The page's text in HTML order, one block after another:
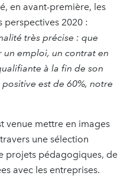
en avant-première, les
perspectives 2020 :
très précise : que
emploi, un contrat en
à la fin de son
est de 60%, notre
venue mettre en images
une sélection
projets pédagogiques, de
avec les entreprises.